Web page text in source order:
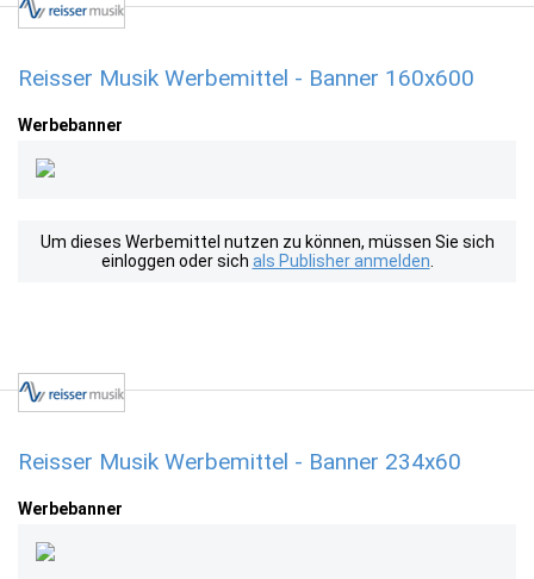
Reisser Musik Werbemittel - Banner 160x600
Werbebanner
Um dieses Werbemittel nutzen zu können, müssen Sie sich
einloggen oder sich als Publisher anmelden
Reisser Musik Werbemittel - Banner 234x60
Werbebanner